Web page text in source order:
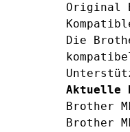
Original
Die
Aktuelle
Brother
Brother